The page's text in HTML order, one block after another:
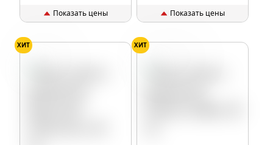
Показать цены Показать цены
ХИТ
ХИТ